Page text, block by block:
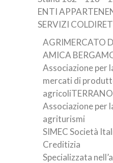
ENTI
SERVIZI
AGRIMERCATO
AMICA
Associazione per
mercati di
Associazione per
agriturismi
SIMEC Società
Creditizia
Specializzata